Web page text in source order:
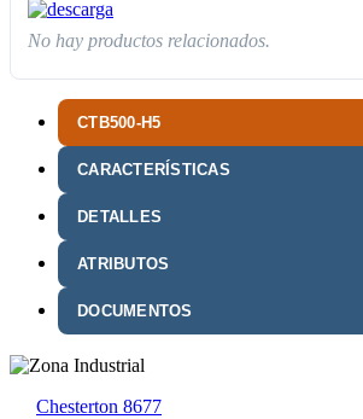
CTB500-H5
CARACTERÍSTICAS
DETALLES
ATRIBUTOS
DOCUMENTOS
No hay productos relacionados.
Chesterton 8677